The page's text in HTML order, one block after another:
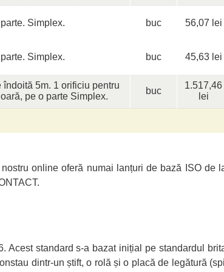
Simplex. buc 56,07 lei
Simplex. buc 45,63 lei
îndoită 5m. 1 orificiu pentru
pe o parte Simplex.
buc
1.517,46
lei
online oferă numai lanțuri de bază ISO de
standard s-a bazat inițial pe standardul
dintr-un știft, o rolă și o placă de legătură